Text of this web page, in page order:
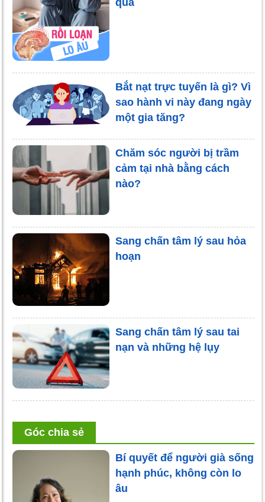
quả
Bắt nạt trực tuyến là gì? Vì
sao hành vi này đang ngày
một gia tăng?
Chăm sóc người bị trầm
cảm tại nhà bằng cách
nào?
Sang chấn tâm lý sau hỏa
hoạn
Sang chấn tâm lý sau tai
nạn và những hệ lụy
Góc chia sẻ
Bí quyết để người già sống
hạnh phúc, không còn lo
âu